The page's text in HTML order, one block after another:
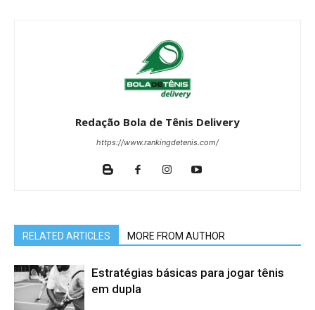
Redação Bola de Tênis Delivery
https://www.rankingdetenis.com/
RELATED ARTICLES MORE FROM AUTHOR
Estratégias básicas para jogar tênis
em dupla